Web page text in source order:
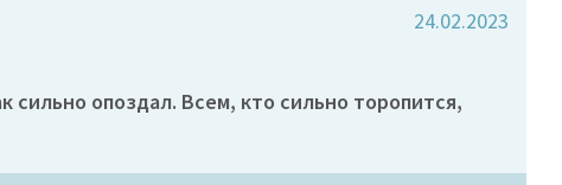
24.02.2023
сильно опоздал. Всем, кто сильно торопится,